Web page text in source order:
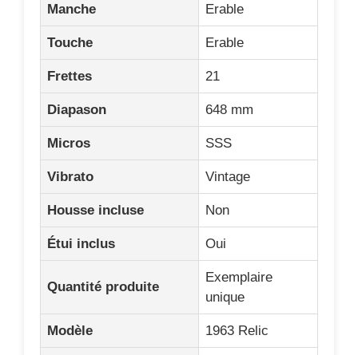
Manche Erable
Touche Erable
Frettes 21
Diapason 648 mm
Micros SSS
Vibrato Vintage
Housse incluse Non
Étui inclus Oui
Quantité produite
Exemplaire
unique
Modèle 1963 Relic